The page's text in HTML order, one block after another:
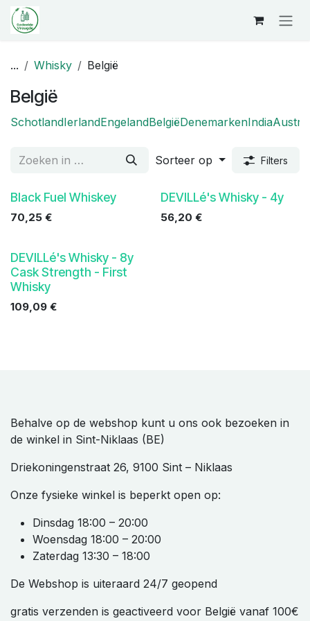
Overslaan naar inhoud
... Whisky België
België
SchotlandIerlandEngelandBelgiëDenemarkenIndia
Sorteer op Filters
Black Fuel Whiskey
70,25 €
DEVILLé's Whisky - 4y
56,20 €
DEVILLé's Whisky - 8y
Cask Strength - First
Whisky
109,09 €
Behalve op de webshop kunt u ons ook bezoeken in
de winkel in Sint-Niklaas (BE)
Driekoningenstraat 26, 9100 Sint – Niklaas
Onze fysieke winkel is beperkt open op:
Dinsdag 18:00 – 20:00
Woensdag 18:00 – 20:00
Zaterdag 13:30 – 18:00
De Webshop is uiteraard 24/7 geopend
gratis verzenden is geactiveerd voor België vanaf 100€